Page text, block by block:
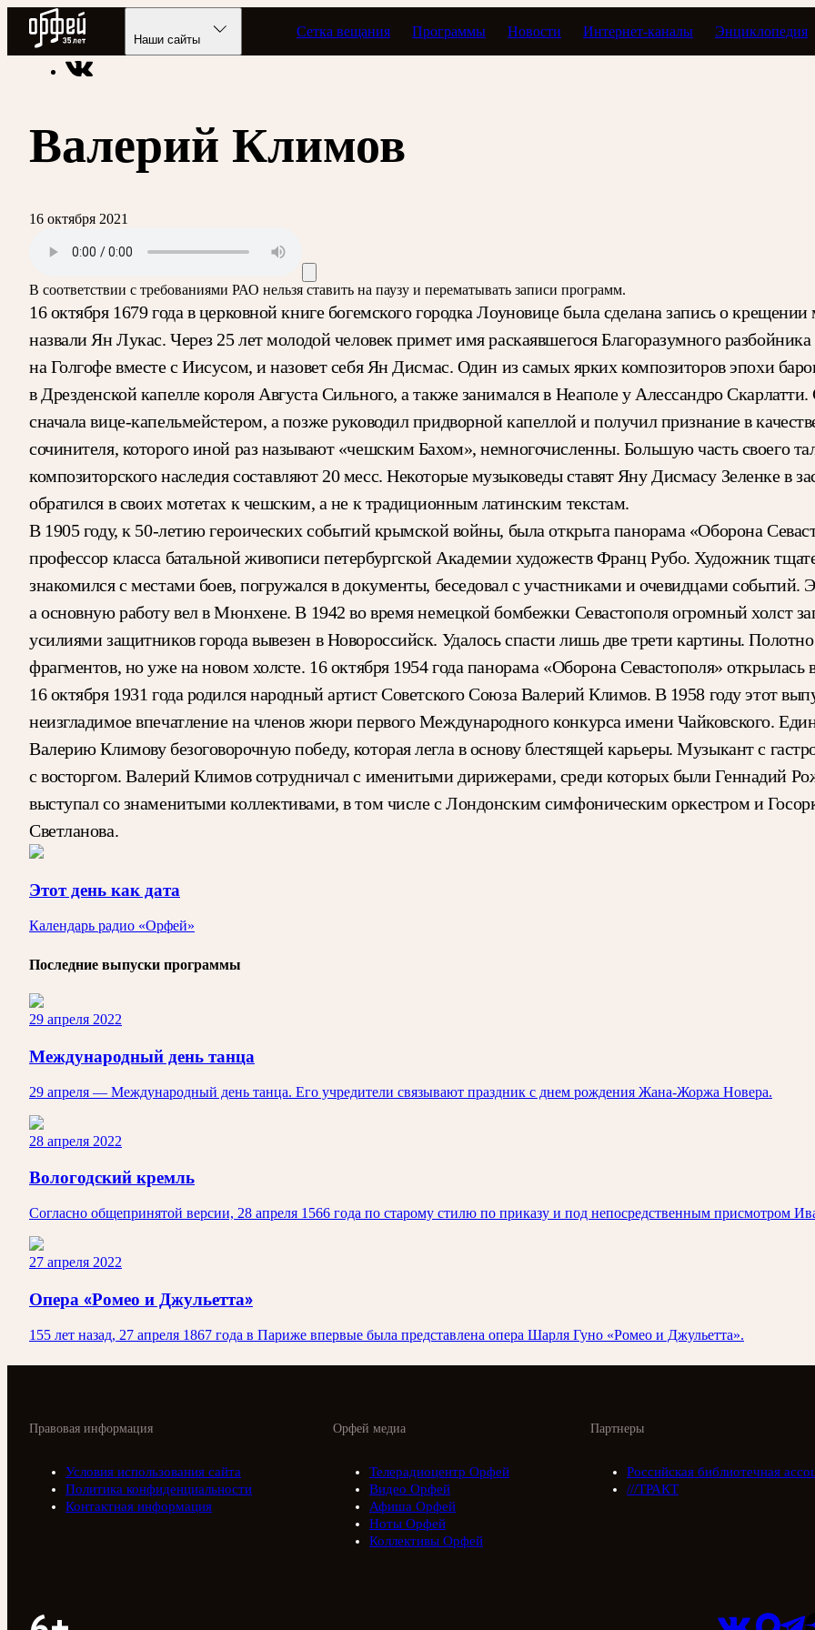
Радио Орфей
Наши сайты
Сетка вещания Программы Новости Интернет-каналы Энциклопедия
Радио классической музыки «Орфей» Подкасты Этот день как дата
Валерий Климов
16 октября 2021
В соответствии с требованиями РАО нельзя ставить на паузу и перематывать записи программ.
16 октября 1679 года в церковной книге богемского городка Лоуновице была сделана запись о
назвали Ян Лукас. Через 25 лет молодой человек примет имя раскаявшегося Благоразумного
на Голгофе вместе с Иисусом, и назовет себя Ян Дисмас. Один из самых ярких композиторов эпохи
в Дрезденской капелле короля Августа Сильного, а также занимался в Неаполе у Алессандро
сначала вице-капельмейстером, а позже руководил придворной капеллой и получил признание в
сочинителя, которого иной раз называют «чешским Бахом», немногочисленны. Большую часть своего
композиторского наследия составляют 20 месс. Некоторые музыковеды ставят Яну Дисмасу Зеленке в
обратился в своих мотетах к чешским, а не к традиционным латинским текстам.
В 1905 году, к 50-летию героических событий крымской войны, была открыта панорама «Оборона
профессор класса батальной живописи петербургской Академии художеств Франц Рубо. Художник
знакомился с местами боев, погружался в документы, беседовал с участниками и очевидцами событий.
а основную работу вел в Мюнхене. В 1942 во время немецкой бомбежки Севастополя огромный холст
усилиями защитников города вывезен в Новороссийск. Удалось спасти лишь две трети картины.
фрагментов, но уже на новом холсте. 16 октября 1954 года панорама «Оборона Севастополя» открылась
16 октября 1931 года родился народный артист Советского Союза Валерий Климов. В 1958 году этот
неизгладимое впечатление на членов жюри первого Международного конкурса имени Чайковского.
Валерию Климову безоговорочную победу, которая легла в основу блестящей карьеры. Музыкант с
с восторгом. Валерий Климов сотрудничал с именитыми дирижерами, среди которых были Геннадий
выступал со знаменитыми коллективами, в том числе с Лондонским симфоническим оркестром и
Светланова.
Этот день как дата
Календарь радио «Орфей»
Последние выпуски программы
29 апреля 2022
Международный день танца
29 апреля — Международный день танца. Его учредители связывают праздник с днем рождения Жана-Жоржа Новера.
28 апреля 2022
Вологодский кремль
Согласно общепринятой версии, 28 апреля 1566 года по старому стилю по приказу и под непосредственным присмотром
27 апреля 2022
Опера «Ромео и Джульетта»
155 лет назад, 27 апреля 1867 года в Париже впервые была представлена опера Шарля Гуно «Ромео и Джульетта».
Орфей медиа
Телерадиоцентр Орфей
Видео Орфей
Афиша Орфей
Ноты Орфей
Коллективы Орфей
Партнеры
Российская библиотечная
///ТРАКТ
Правовая информация
Условия использования сайта
Политика конфиденциальности
Контактная информация